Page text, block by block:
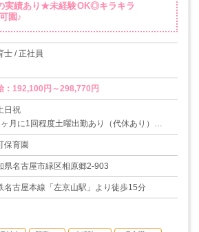
実績あり★未経験OK◎キラキラ
園♪
士 / 正社員
：192,100円～298,770円
日祝
ヶ月に1回程度土曜出勤あり（代休あり）
日保育を実施しているので年に6～8回程度日
勤あり
給休暇
・育休取得実績あり
間休日数110日
保育園
県名古屋市緑区相原郷2-903
名古屋本線「左京山駅」より徒歩15分